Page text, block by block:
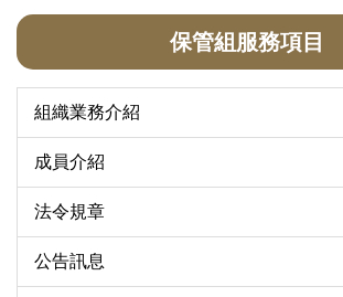
保管組服務項目
組織業務介紹
成員介紹
法令規章
公告訊息